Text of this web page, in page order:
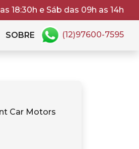
18:30h e Sáb das 09h as 14h
SOBRE (12)97600-7595
Car Motors